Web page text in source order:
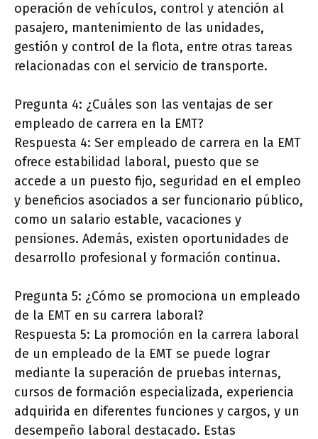
operación de vehículos, control y atención al
pasajero, mantenimiento de las unidades,
gestión y control de la flota, entre otras tareas
relacionadas con el servicio de transporte.
Pregunta 4: ¿Cuáles son las ventajas de ser
empleado de carrera en la EMT?
Respuesta 4: Ser empleado de carrera en la EMT
ofrece estabilidad laboral, puesto que se
accede a un puesto fijo, seguridad en el empleo
y beneficios asociados a ser funcionario público,
como un salario estable, vacaciones y
pensiones. Además, existen oportunidades de
desarrollo profesional y formación continua.
Pregunta 5: ¿Cómo se promociona un empleado
de la EMT en su carrera laboral?
Respuesta 5: La promoción en la carrera laboral
de un empleado de la EMT se puede lograr
mediante la superación de pruebas internas,
cursos de formación especializada, experiencia
adquirida en diferentes funciones y cargos, y un
desempeño laboral destacado. Estas